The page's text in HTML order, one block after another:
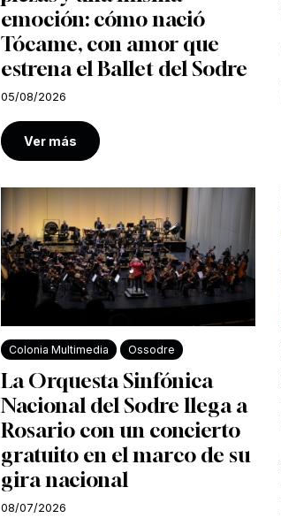
emoción: cómo nació
Tócame, con amor que
estrena el Ballet del Sodre
05/08/2026
Ver más
Colonia Multimedia Ossodre
La Orquesta Sinfónica
Nacional del Sodre llega a
Rosario con un concierto
gratuito en el marco de su
gira nacional
08/07/2026